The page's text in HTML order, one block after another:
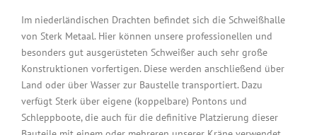
Im niederländischen Drachten befindet sich die Schweißhalle
von Sterk Metaal. Hier können unsere professionellen und
besonders gut ausgerüsteten Schweißer auch sehr große
Konstruktionen vorfertigen. Diese werden anschließend über
Land oder über Wasser zur Baustelle transportiert. Dazu
verfügt Sterk über eigene (koppelbare) Pontons und
Schleppboote, die auch für die definitive Platzierung dieser